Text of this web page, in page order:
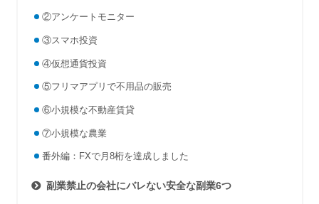
②アンケートモニター
③スマホ投資
④仮想通貨投資
⑤フリマアプリで不用品の販売
⑥小規模な不動産賃貸
⑦小規模な農業
番外編：FXで月8桁を達成しました
副業禁止の会社にバレない安全な副業6つ